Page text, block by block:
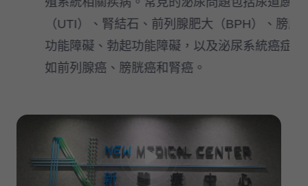
（UTI）、腎結石、前列腺肥大（BPH）、膀胱
功能障礙、勃起功能障礙，以及泌尿系統癌症，
如前列腺癌、膀胱癌和腎癌。